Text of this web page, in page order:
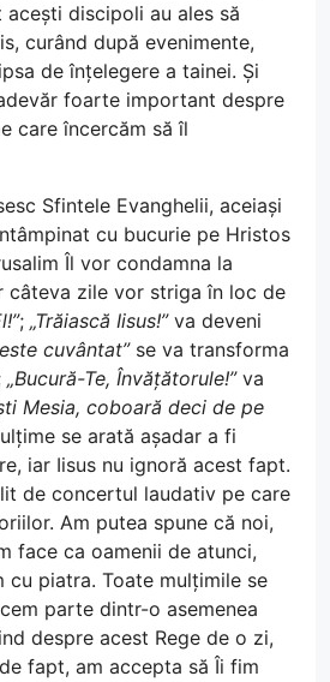
discipoli au ales să
curând după evenimente,
de înțelegere a tainei. Și
foarte important despre
care încercăm să îl
Sfintele Evanghelii, aceiași
cu bucurie pe Hristos
Îl vor condamna la
câteva zile vor striga în loc de
; „Trăiască Iisus!”va deveni
cuvântat”se va transforma
„Bucură-Te, Învățătorule!”va
Mesia, coboară deci de pe
se arată așadar a fi
iar Iisus nu ignoră acest fapt.
de concertul laudativ pe care
Am putea spune că noi,
face ca oamenii de atunci,
cu piatra. Toate mulțimile se
parte dintr-o asemenea
despre acest Rege de o zi,
fapt, am accepta să Îi fim